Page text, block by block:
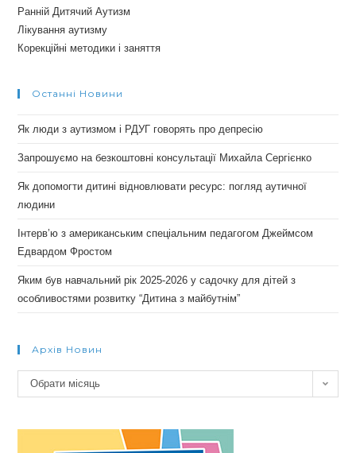
Ранній Дитячий Аутизм
Лікування аутизму
Корекційні методики і заняття
Останні Новини
Як люди з аутизмом і РДУГ говорять про депресію
Запрошуємо на безкоштовні консультації Михайла Сергієнко
Як допомогти дитині відновлювати ресурс: погляд аутичної
людини
Інтерв’ю з американським спеціальним педагогом Джеймсом
Едвардом Фростом
Яким був навчальний рік 2025-2026 у садочку для дітей з
особливостями розвитку “Дитина з майбутнім”
Архів Новин
Архів
новин
Обрати місяць